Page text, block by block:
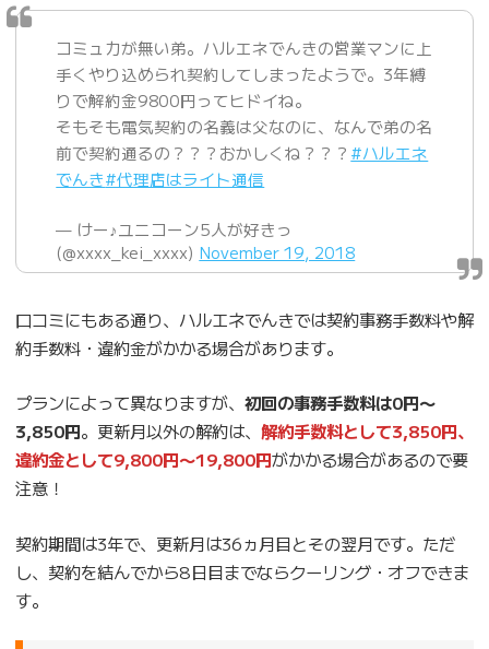
コミュ力が無い弟。ハルエネでんきの営業マンに上
手くやり込められ契約してしまったようで。3年縛
りで解約金9800円ってヒドイね。
そもそも電気契約の名義は父なのに、なんで弟の名
前で契約通るの？？？おかしくね？？？ #ハルエネ
でんき#代理店はライト通信
— けー♪ユニコーン5人が好きっ
(@xxxx_kei_xxxx) November 19, 2018
口コミにもある通り、ハルエネでんきでは契約事務手数料や解
約手数料・違約金がかかる場合があります。
プランによって異なりますが、 初回の事務手数料は0円〜
3,850円。更新月以外の解約は、 解約手数料として3,850円、
違約金として9,800円〜19,800円がかかる場合があるので要
注意！
契約期間は3年で、更新月は36ヵ月目とその翌月です。ただ
し、契約を結んでから8日目までならクーリング・オフできま
す。